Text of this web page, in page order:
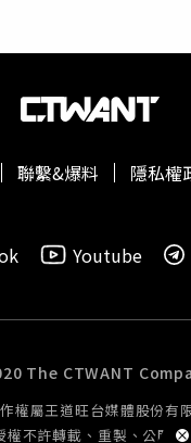
聯繫&爆料
隱私權
Youtube
The CTWANT
權屬王道旺台媒體股份有
權不許轉載、重製、公開